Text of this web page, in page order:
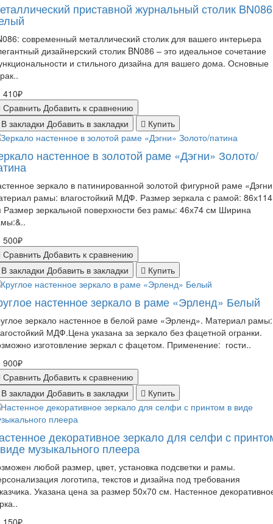
приставной журнальный столик BN086
современный металлический столик для вашего интерьера
дизайнерский столик BN086 – это идеальное сочетание
и стильного дизайна для вашего дома. Основные
410₽
Сравнить Добавить к сравнению
закладки Добавить в закладки Купить
настенное в золотой раме «Дэгни» Золото/
зеркало в патинированной золотой фигурной раме
рамы: влагостойкий МДФ. Размер зеркала с рамой: 86х114
Размер зеркальной поверхности без рамы: 46х74 см Ширина
500₽
Сравнить Добавить к сравнению
закладки Добавить в закладки Купить
настенное зеркало в раме «Эрленд» Белый
зеркало настенное в белой раме «Эрленд». Материал рамы:
МДФ.Цена указана за зеркало без фацетной огранки.
изготовление зеркал с фацетом. Применение: гости..
900₽
Сравнить Добавить к сравнению
закладки Добавить в закладки Купить
декоративное зеркало для селфи с
музыкального плеера
любой размер, цвет, установка подсветки и рамы.
логотипа, текстов и дизайна под требования
Указана цена за размер 50х70 см. Настенное
150₽